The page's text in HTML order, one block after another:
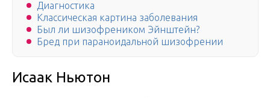
Диагностика
Классическая картина заболевания
Был ли шизофреником Эйнштейн?
Бред при параноидальной шизофрении
Исаак Ньютон